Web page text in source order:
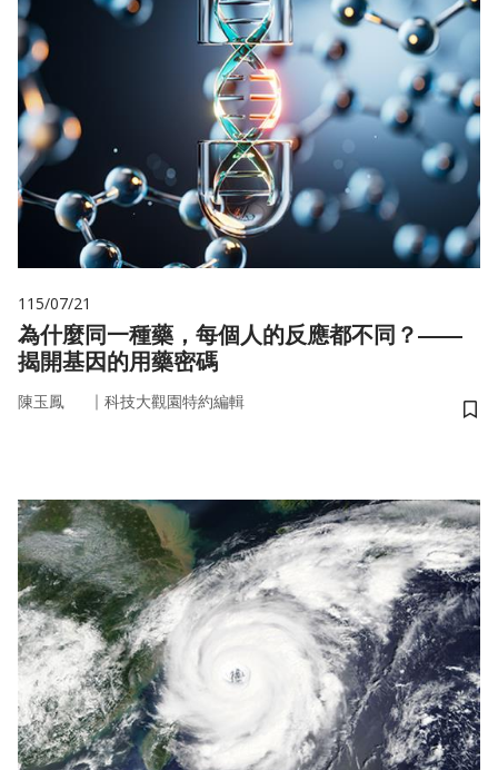
115/07/21
為什麼同一種藥，每個人的反應都不同？——
揭開基因的用藥密碼
陳玉鳳 ｜ 科技大觀園特約編輯
儲